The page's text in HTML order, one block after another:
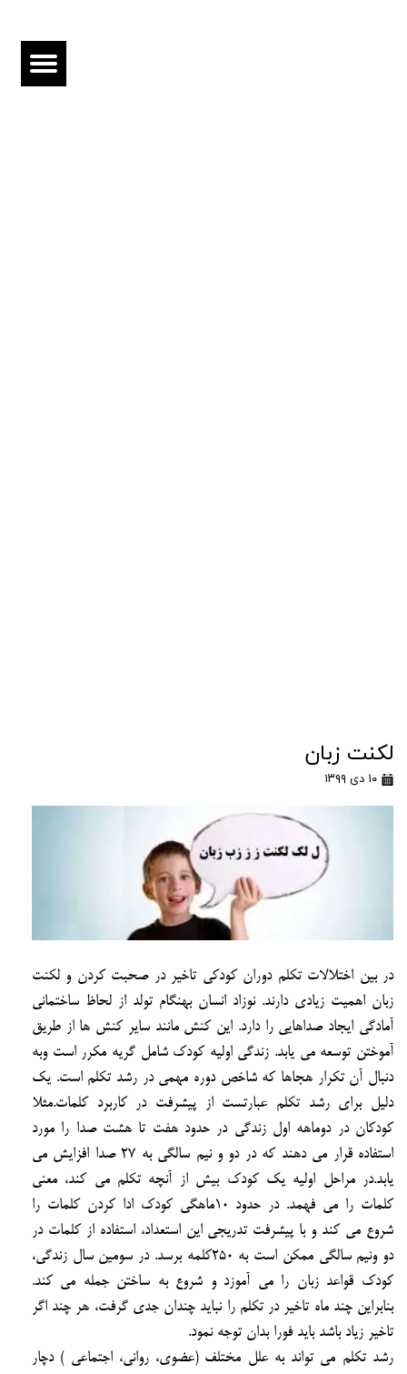
لكنت زبان
۱۰ دی ۱۳۹۹
در بين اختلالات تكلم دوران كودكي تاخير در صحبت كردن و لكنت
زبان اهميت زيادي دارند. نوزاد انسان بهنگام تولد از لحاظ ساختماني
آمادگي ايجاد صداهايي را دارد. اين كنش مانند ساير كنش ها از طريق
آموختن توسعه مي يابد. زندگي اوليه كودك شامل گريه مكرر است وبه
دنبال آن تكرار هجاها كه شاخص دوره مهمي در رشد تكلم است. يك
دليل براي رشد تكلم عبارتست از پيشرفت در كاربرد كلمات.مثلا
كودكان در دوماهه اول زندگي در حدود هفت تا هشت صدا را مورد
استفاده قرار مي دهند كه در دو و نيم سالگي به 27 صدا افزايش مي
يابد.در مراحل اوليه يك كودك بيش از آنچه تكلم مي كند، معني
كلمات را مي فهمد. در حدود 10ماهگي كودك ادا كردن كلمات را
شروع مي كند و با پيشرفت تدريجي اين استعداد، استفاده از كلمات در
دو ونيم سالگي ممكن است به 250كلمه برسد. در سومين سال زندگي،
كودك قواعد زبان را مي آموزد و شروع به ساختن جمله مي كند.
بنابراين چند ماه تاخير در تكلم را نبايد چندان جدي گرفت، هر چند اگر
تاخير زياد باشد بايد فورا بدان توجه نمود.
رشد تكلم مي تواند به علل مختلف (عضوي، رواني، اجتماعي ) دچار